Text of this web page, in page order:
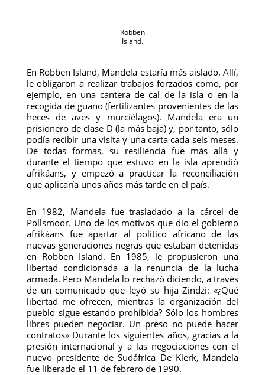
Robben
Island.
En Robben Island, Mandela estaría más aislado. Allí,
le obligaron a realizar trabajos forzados como, por
ejemplo, en una cantera de cal de la isla o en la
recogida de guano (fertilizantes provenientes de las
heces de aves y murciélagos). Mandela era un
prisionero de clase D (la más baja) y, por tanto, sólo
podía recibir una visita y una carta cada seis meses.
De todas formas, su resiliencia fue más allá y
durante el tiempo que estuvo en la isla aprendió
afrikáans, y empezó a practicar la reconciliación
que aplicaría unos años más tarde en el país.
En 1982, Mandela fue trasladado a la cárcel de
Pollsmoor. Uno de los motivos que dio el gobierno
afrikáans fue apartar al político africano de las
nuevas generaciones negras que estaban detenidas
en Robben Island. En 1985, le propusieron una
libertad condicionada a la renuncia de la lucha
armada. Pero Mandela lo rechazó diciendo, a través
de un comunicado que leyó su hija Zindzi: «¿Qué
libertad me ofrecen, mientras la organización del
pueblo sigue estando prohibida? Sólo los hombres
libres pueden negociar. Un preso no puede hacer
contratos» Durante los siguientes años, gracias a la
presión internacional y a las negociaciones con el
nuevo presidente de Sudáfrica De Klerk, Mandela
fue liberado el 11 de febrero de 1990.